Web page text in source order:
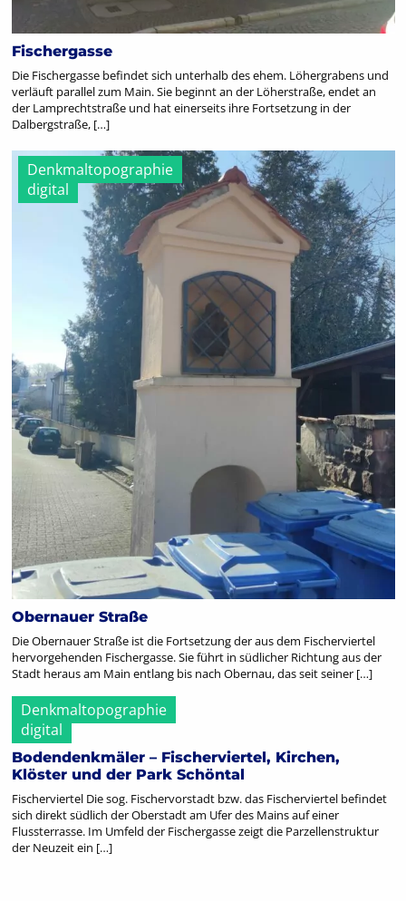
Fischergasse
Die Fischergasse befindet sich unterhalb des ehem. Löhergrabens und
verläuft parallel zum Main. Sie beginnt an der Löherstraße, endet an
der Lamprechtstraße und hat einerseits ihre Fortsetzung in der
Dalbergstraße, […]
Denkmaltopographie
digital
Obernauer Straße
Die Obernauer Straße ist die Fortsetzung der aus dem Fischerviertel
hervorgehenden Fischergasse. Sie führt in südlicher Richtung aus der
Stadt heraus am Main entlang bis nach Obernau, das seit seiner […]
Denkmaltopographie
digital
Bodendenkmäler – Fischerviertel, Kirchen,
Klöster und der Park Schöntal
Fischerviertel Die sog. Fischervorstadt bzw. das Fischerviertel befindet
sich direkt südlich der Oberstadt am Ufer des Mains auf einer
Flussterrasse. Im Umfeld der Fischergasse zeigt die Parzellenstruktur
der Neuzeit ein […]